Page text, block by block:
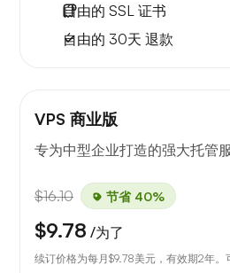
自由的 SSL 证书
自由的 30天 退款
VPS 商业版
专为中型企业打造的强大托管服
$16.10 节省 40%
$9.78 /为了
续订价格为每月$9.78美元，有效期2年。